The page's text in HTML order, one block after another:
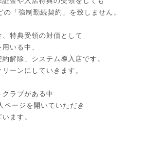
「強制勤続契約」を致しません。
特典受領の対価として
いる中、
解除」システム導入店です。
ーンにしていきます。
ラブがある中
ページを開いていただき
ます。